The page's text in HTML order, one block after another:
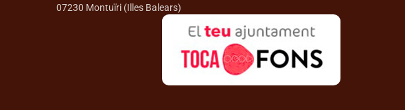
07230 Montuïri (Illes Balears)